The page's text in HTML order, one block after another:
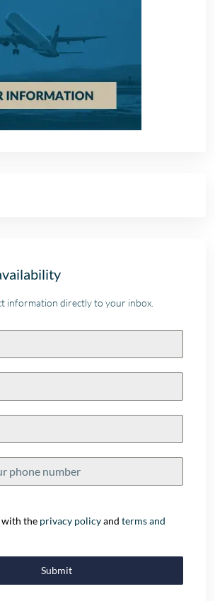
information directly to your inbox.
with the privacy policyandterms and
Submit